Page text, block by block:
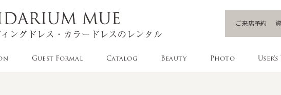
Guest Formal Catalog Beauty Photo
ご来店予約